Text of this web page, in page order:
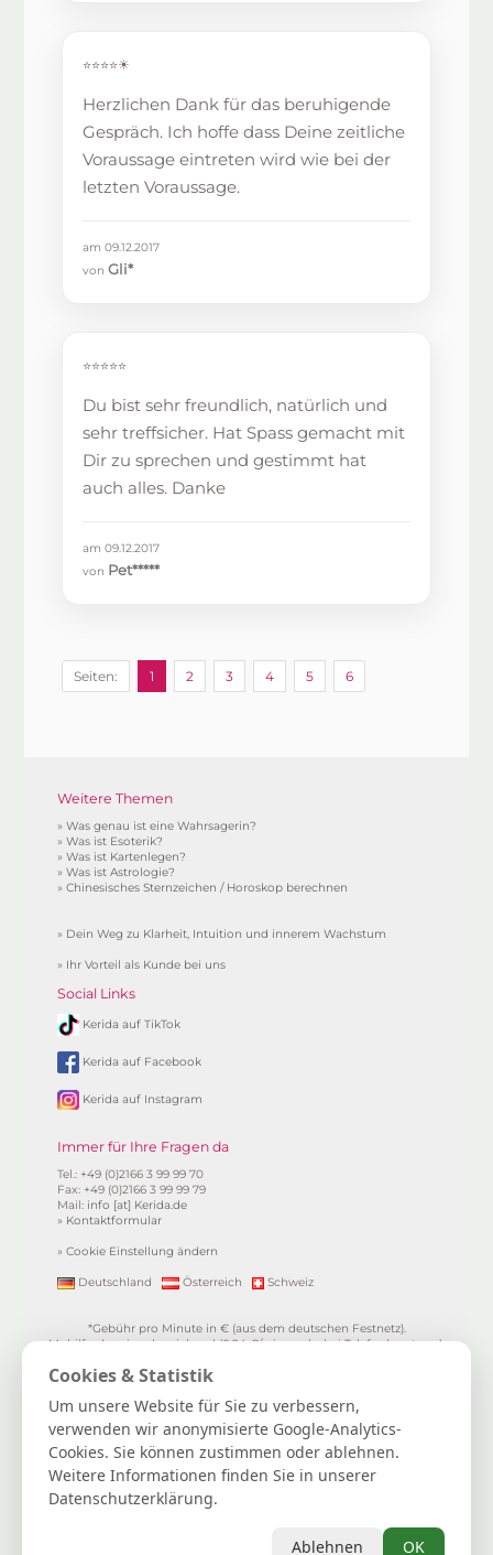
⭐⭐⭐⭐☀
Herzlichen Dank für das beruhigende
Gespräch. Ich hoffe dass Deine zeitliche
Voraussage eintreten wird wie bei der
letzten Voraussage.
am 09.12.2017
vonGli*
⭐⭐⭐⭐⭐
Du bist sehr freundlich, natürlich und
sehr treffsicher. Hat Spass gemacht mit
Dir zu sprechen und gestimmt hat
auch alles. Danke
am 09.12.2017
von Pet*****
Seiten: 1 2 3 4 5 6
Weitere Themen
»Was genau ist eine Wahrsagerin?
»Was ist Esoterik?
»Was ist Kartenlegen?
»Was ist Astrologie?
»Chinesisches Sternzeichen / Horoskop berechnen
» Dein Weg zu Klarheit, Intuition und innerem Wachstum
» Ihr Vorteil als Kunde bei uns
Social Links
Kerida auf TikTok
Kerida auf Facebook
Kerida auf Instagram
Immer für Ihre Fragen da
Tel.: +49 (0)2166 3 99 99 70
Fax: +49 (0)2166 3 99 99 79
Mail: info [at] Kerida.de
» Kontaktformular
»Cookie Einstellung ändern
Deutschland Österreich Schweiz
*Gebühr pro Minute in € (aus dem deutschen Festnetz).
Mobilfunkpreise abweichend (0,24 €/min. mehr bei Telefonberatung).
**1.99€/min aus allen dt. Netzen
Gratisgepräch in Höhe von 15 Minuten.
15 Gratisminuten zum Kartenlegen sichern|Spiritueller Berater/in
werden
FAQ / Hilfe|AGB |Verträge hier kündigen / widerrufen
Kontakt & Impressum / Datenschutz
Kerida die Esoterikline für Kartenlegen, Hellsehen, Wahrsagen,
Lebensberatung, Spiritualität und mehr...
Selbstliebe | Heilung | Spiritualität | Achtsamkeit | Persönliches
Cookies & Statistik
Um unsere Website für Sie zu verbessern,
verwenden wir anonymisierte Google-Analytics-
Cookies. Sie können zustimmen oder ablehnen.
Weitere Informationen finden Sie in unserer
Datenschutzerklärung.
Ablehnen OK